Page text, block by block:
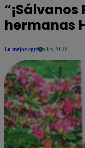
hermanas
Lo mejor egcf a las 20:28